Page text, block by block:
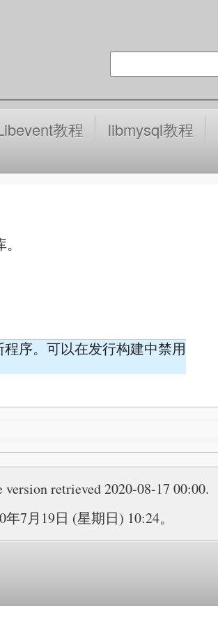
教程 libmysql教程
程序。可以在发行构建中禁用
version retrieved 2020-08-17 00:00.
7月19日 (星期日) 10:24。